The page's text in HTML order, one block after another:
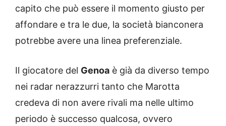
capito che può essere il momento giusto per
affondare e tra le due, la società bianconera
potrebbe avere una linea preferenziale.
Il giocatore del Genoa è già da diverso tempo
nei radar nerazzurri tanto che Marotta
credeva di non avere rivali ma nelle ultimo
periodo è successo qualcosa, ovvero